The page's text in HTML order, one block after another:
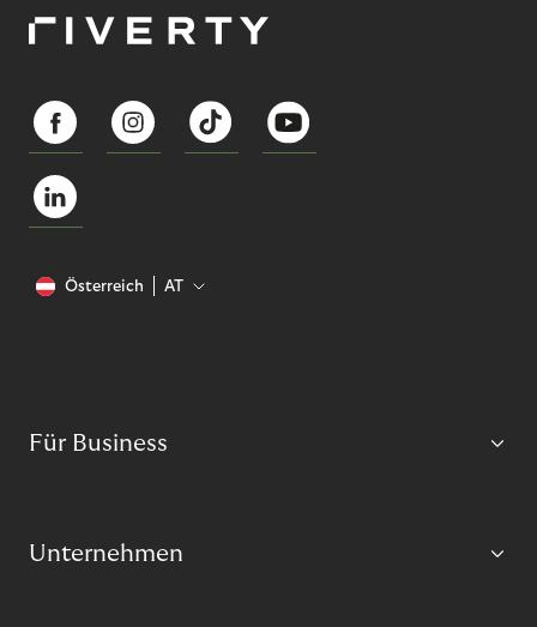
Österreich AT
Für Business
Unternehmen